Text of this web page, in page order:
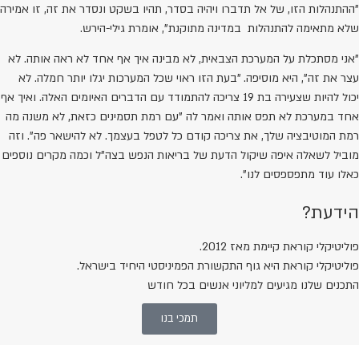
"ההתנהלות הזו, של אל תדברו ויהיה בסדר, תהיו בשקט ונסדר את זה, זו אמירה
שלא מתאימה להתנהלות במדינה מתוקנת", אומרת גילי-הירש.
"אני מסתכלת על המערכת הצבאית, לא מבינה איך אף אחד לא ראה אותה. לא
עצר את זה", היא מוסיפה. "בעת הזו ראוי שכל המערכות יגלו יותר חמלה. לא
יכול להיות שצעירה בת 19 צריכה להתמודד עם הדברים האיומים האלה. ואיך אף
אחד במערכת לא תפס אותה ואמר לה "עם רמת תסמינים כזאת, לא משנה מה
רמת המוטיבציה שלך, את צריכה קודם כל לטפל בעצמך. לא להישאר פה". וזה
מוביל לשאלה איפה שיקול הדעת של בריאות הנפש בצה"ל וכמה מקרים נוספים
כאלו עוד מתפספסים לנו".
הידעת?
פוליטיקלי קוראת קיימת מאז 2012.
פוליטיקלי קוראת היא גוף התקשורת הפמיניסטי היחיד בישראל.
התכנים שלנו מגיעים למליוני אנשים בכל חודש
תמכי בנו